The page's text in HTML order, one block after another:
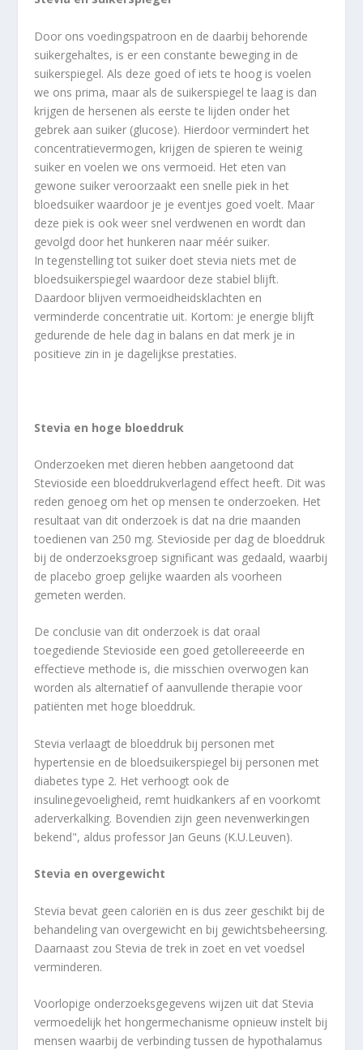
Door ons voedingspatroon en de daarbij behorende
suikergehaltes, is er een constante beweging in de
suikerspiegel. Als deze goed of iets te hoog is voelen
we ons prima, maar als de suikerspiegel te laag is dan
krijgen de hersenen als eerste te lijden onder het
gebrek aan suiker (glucose). Hierdoor vermindert het
concentratievermogen, krijgen de spieren te weinig
suiker en voelen we ons vermoeid. Het eten van
gewone suiker veroorzaakt een snelle piek in het
bloedsuiker waardoor je je eventjes goed voelt. Maar
deze piek is ook weer snel verdwenen en wordt dan
gevolgd door het hunkeren naar méér suiker.
In tegenstelling tot suiker doet stevia niets met de
bloedsuikerspiegel waardoor deze stabiel blijft.
Daardoor blijven vermoeidheidsklachten en
verminderde concentratie uit. Kortom: je energie blijft
gedurende de hele dag in balans en dat merk je in
positieve zin in je dagelijkse prestaties.
Stevia en hoge bloeddruk
Onderzoeken met dieren hebben aangetoond dat
Stevioside een bloeddrukverlagend effect heeft. Dit was
reden genoeg om het op mensen te onderzoeken. Het
resultaat van dit onderzoek is dat na drie maanden
toedienen van 250 mg. Stevioside per dag de bloeddruk
bij de onderzoeksgroep significant was gedaald, waarbij
de placebo groep gelijke waarden als voorheen
gemeten werden.
De conclusie van dit onderzoek is dat oraal
toegediende Stevioside een goed getollereeerde en
effectieve methode is, die misschien overwogen kan
worden als alternatief of aanvullende therapie voor
patiënten met hoge bloeddruk.
Stevia verlaagt de bloeddruk bij personen met
hypertensie en de bloedsuikerspiegel bij personen met
diabetes type 2. Het verhoogt ook de
insulinegevoeligheid, remt huidkankers af en voorkomt
aderverkalking. Bovendien zijn geen nevenwerkingen
bekend", aldus professor Jan Geuns (K.U.Leuven).
Stevia en overgewicht
Stevia bevat geen caloriën en is dus zeer geschikt bij de
behandeling van overgewicht en bij gewichtsbeheersing.
Daarnaast zou Stevia de trek in zoet en vet voedsel
verminderen.
Voorlopige onderzoeksgegevens wijzen uit dat Stevia
vermoedelijk het hongermechanisme opnieuw instelt bij
mensen waarbij de verbinding tussen de hypothalamus